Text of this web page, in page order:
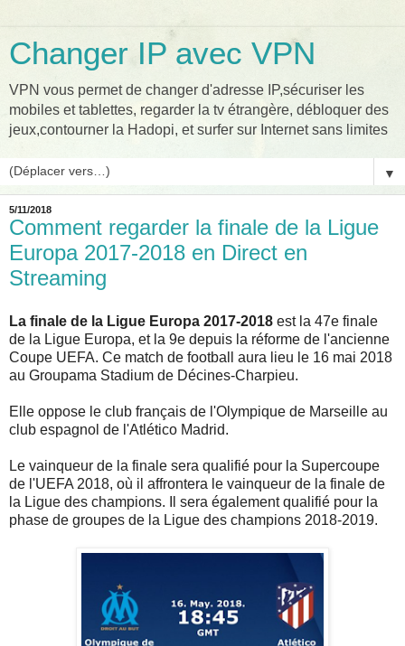
Changer IP avec VPN
VPN vous permet de changer d'adresse IP,sécuriser les
mobiles et tablettes, regarder la tv étrangère, débloquer des
jeux,contourner la Hadopi, et surfer sur Internet sans limites
▼
5/11/2018
Comment regarder la finale de la Ligue
Europa 2017-2018 en Direct en
Streaming
La finale de la Ligue Europa 2017-2018 est la 47e finale
de la Ligue Europa, et la 9e depuis la réforme de l'ancienne
Coupe UEFA. Ce match de football aura lieu le 16 mai 2018
au Groupama Stadium de Décines-Charpieu.
Elle oppose le club français de l'Olympique de Marseille au
club espagnol de l'Atlético Madrid.
Le vainqueur de la finale sera qualifié pour la Supercoupe
de l'UEFA 2018, où il affrontera le vainqueur de la finale de
la Ligue des champions. Il sera également qualifié pour la
phase de groupes de la Ligue des champions 2018-2019.